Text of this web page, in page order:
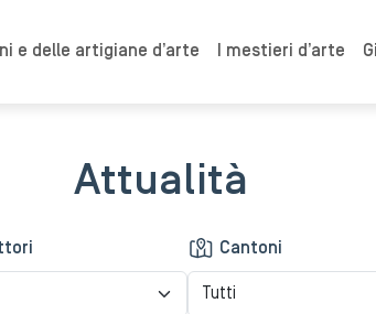
e delle artigiane d’arte I mestieri d’arte
Attualità
Cantoni